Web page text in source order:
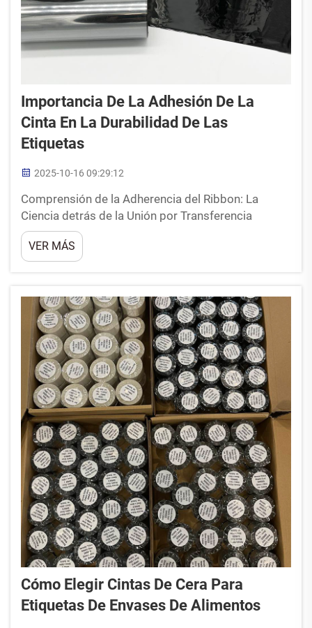
Importancia De La Adhesión De La
Cinta En La Durabilidad De Las
Etiquetas
2025-10-16 09:29:12
Comprensión de la Adherencia del Ribbon: La
Ciencia detrás de la Unión por Transferencia
Térmica Comprensión de la Adherencia del Ribbon
y su Papel en el Rendimiento de las Etiquetas La
forma en que los ribbons se adhieren a las
tiempo durarán dichas etiquetas frente a factores
como el rozamiento, la humedad, la exposición
química, ...
VER MÁS
Cómo Elegir Cintas De Cera Para
Etiquetas De Envases De Alimentos